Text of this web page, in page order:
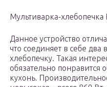
Мультиварка-хлебопечка
Данное устройство
что соединяет в себе два
хлебопечку. Такая
обязательно понравится
кухонь.